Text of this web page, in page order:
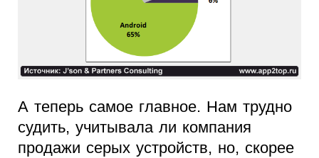
А теперь самое главное. Нам трудно
судить, учитывала ли компания
продажи серых устройств, но, скорее